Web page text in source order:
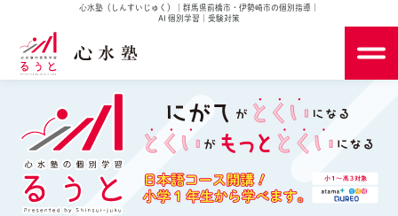
心水塾（しんすいじゅく）｜群馬県前橋市・伊勢崎市の個別指導｜
AI 個別学習｜受験対策